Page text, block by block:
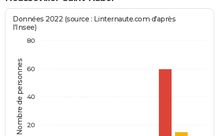
Nombre de personnes
Données 2022 (source : Linternaute.com d'après
l'Insee)
20
40
60
80